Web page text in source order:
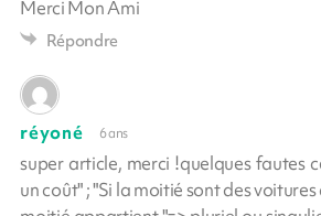
Merci Mon Ami
Répondre
réyoné 6 ans
super article, merci !quelques fautes
un coût" ; "Si la moitié sont des